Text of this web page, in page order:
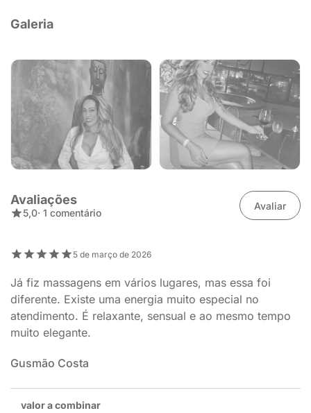
valor a combinar
Galeria
Avaliações
5,0· 1 comentário
Avaliar
5 de março de 2026
Já fiz massagens em vários lugares, mas essa foi
diferente. Existe uma energia muito especial no
atendimento. É relaxante, sensual e ao mesmo tempo
muito elegante.
Gusmão Costa